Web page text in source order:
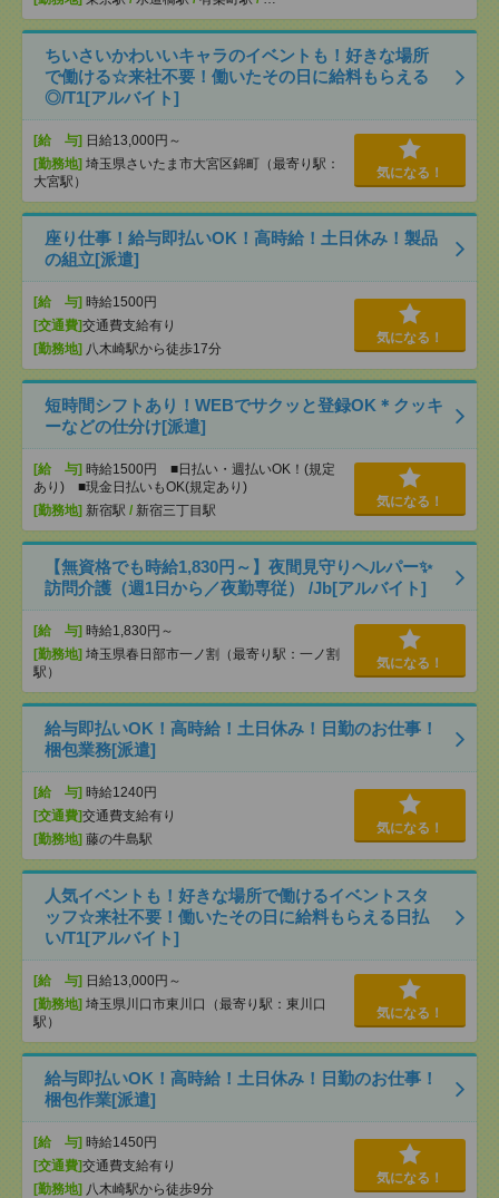
ちいさいかわいいキャラのイベントも！好きな場所
で働ける☆来社不要！働いたその日に給料もらえる
◎/T1[アルバイト]
[給 与] 日給13,000円～
[勤務地] 埼玉県さいたま市大宮区錦町（最寄り駅：
大宮駅）
気になる！
座り仕事！給与即払いOK！高時給！土日休み！製品
の組立[派遣]
[給 与] 時給1500円
[交通費]交通費支給有り
[勤務地] 八木崎駅から徒歩17分
気になる！
短時間シフトあり！WEBでサクッと登録OK＊クッキ
ーなどの仕分け[派遣]
[給 与] 時給1500円 ■日払い・週払いOK！(規定
あり) ■現金日払いもOK(規定あり)
[勤務地] 新宿駅 / 新宿三丁目駅
気になる！
【無資格でも時給1,830円～】夜間見守りヘルパー✨
訪問介護（週1日から／夜勤専従） /Jb[アルバイト]
[給 与] 時給1,830円～
[勤務地] 埼玉県春日部市一ノ割（最寄り駅：一ノ割
駅）
気になる！
給与即払いOK！高時給！土日休み！日勤のお仕事！
梱包業務[派遣]
[給 与] 時給1240円
[交通費]交通費支給有り
[勤務地] 藤の牛島駅
気になる！
人気イベントも！好きな場所で働けるイベントスタ
ッフ☆来社不要！働いたその日に給料もらえる日払
い/T1[アルバイト]
[給 与] 日給13,000円～
[勤務地] 埼玉県川口市東川口（最寄り駅：東川口
駅）
気になる！
給与即払いOK！高時給！土日休み！日勤のお仕事！
梱包作業[派遣]
[給 与] 時給1450円
[交通費]交通費支給有り
[勤務地] 八木崎駅から徒歩9分
気になる！